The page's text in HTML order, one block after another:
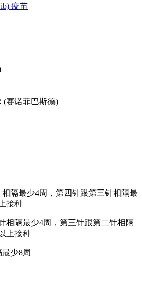
(赛诺菲巴斯德)
相隔最少4周，第四针跟第三针相隔最
接种
相隔最少4周，第三针跟第二针相隔
上接种
少8周